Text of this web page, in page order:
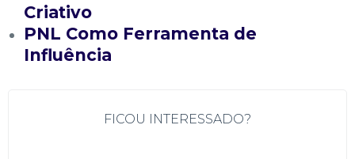
Criativo
PNL Como Ferramenta de
Influência
FICOU INTERESSADO?